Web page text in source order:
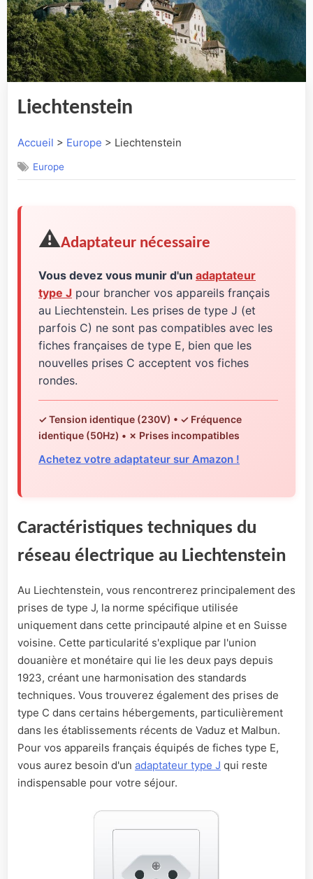
Liechtenstein
Accueil > Europe > Liechtenstein
Europe
⚠️Adaptateur nécessaire
Vous devez vous munir d'un adaptateur
type J pour brancher vos appareils français
au Liechtenstein. Les prises de type J (et
parfois C) ne sont pas compatibles avec les
fiches françaises de type E, bien que les
nouvelles prises C acceptent vos fiches
rondes.
✓ Tension identique (230V) • ✓ Fréquence
identique (50Hz) • ✗ Prises incompatibles
Achetez votre adaptateur sur Amazon !
Caractéristiques techniques du
réseau électrique au Liechtenstein
Au Liechtenstein, vous rencontrerez principalement des
prises de type J, la norme spécifique utilisée
uniquement dans cette principauté alpine et en Suisse
voisine. Cette particularité s'explique par l'union
douanière et monétaire qui lie les deux pays depuis
1923, créant une harmonisation des standards
techniques. Vous trouverez également des prises de
type C dans certains hébergements, particulièrement
dans les établissements récents de Vaduz et Malbun.
Pour vos appareils français équipés de fiches type E,
vous aurez besoin d'un adaptateur type J qui reste
indispensable pour votre séjour.